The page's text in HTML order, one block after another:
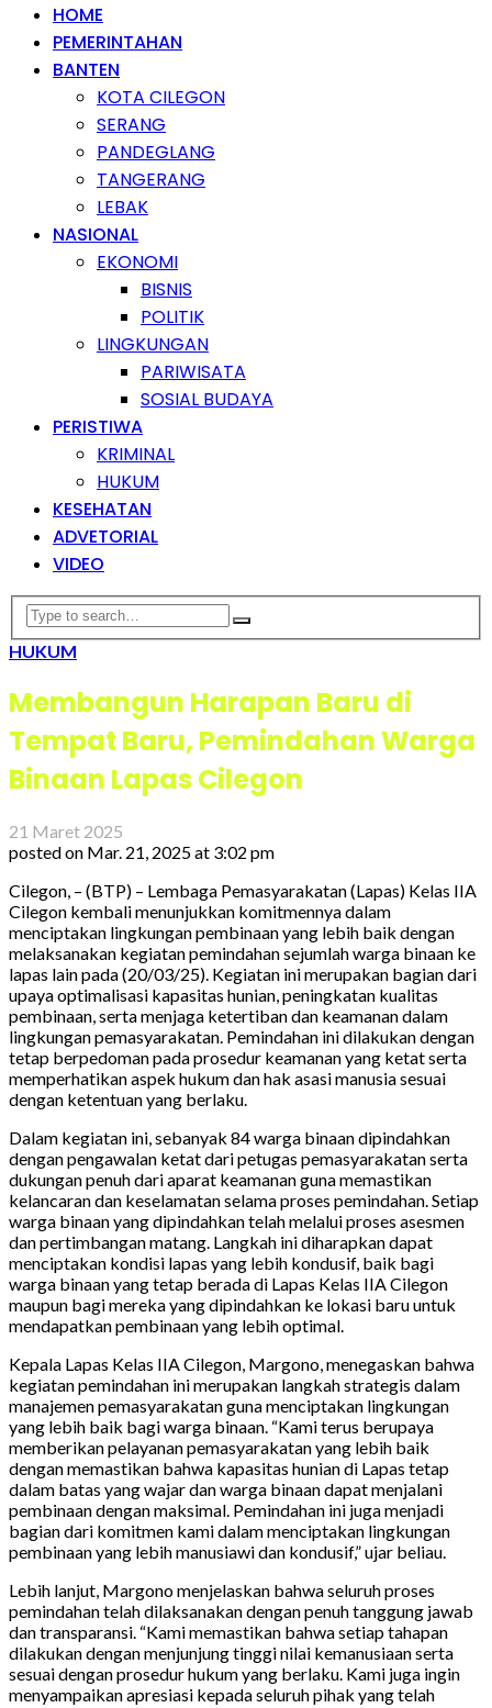
HOME
PEMERINTAHAN
BANTEN
KOTA CILEGON
SERANG
PANDEGLANG
TANGERANG
LEBAK
NASIONAL
EKONOMI
BISNIS
POLITIK
LINGKUNGAN
PARIWISATA
SOSIAL BUDAYA
PERISTIWA
KRIMINAL
HUKUM
KESEHATAN
ADVETORIAL
VIDEO
HUKUM
Membangun Harapan Baru di
Tempat Baru, Pemindahan Warga
Binaan Lapas Cilegon
21 Maret 2025
posted on Mar. 21, 2025 at 3:02 pm
Cilegon, – (BTP) – Lembaga Pemasyarakatan (Lapas) Kelas IIA
Cilegon kembali menunjukkan komitmennya dalam
menciptakan lingkungan pembinaan yang lebih baik dengan
melaksanakan kegiatan pemindahan sejumlah warga binaan ke
lapas lain pada (20/03/25). Kegiatan ini merupakan bagian dari
upaya optimalisasi kapasitas hunian, peningkatan kualitas
pembinaan, serta menjaga ketertiban dan keamanan dalam
lingkungan pemasyarakatan. Pemindahan ini dilakukan dengan
tetap berpedoman pada prosedur keamanan yang ketat serta
memperhatikan aspek hukum dan hak asasi manusia sesuai
dengan ketentuan yang berlaku.
Dalam kegiatan ini, sebanyak 84 warga binaan dipindahkan
dengan pengawalan ketat dari petugas pemasyarakatan serta
dukungan penuh dari aparat keamanan guna memastikan
kelancaran dan keselamatan selama proses pemindahan. Setiap
warga binaan yang dipindahkan telah melalui proses asesmen
dan pertimbangan matang. Langkah ini diharapkan dapat
menciptakan kondisi lapas yang lebih kondusif, baik bagi
warga binaan yang tetap berada di Lapas Kelas IIA Cilegon
maupun bagi mereka yang dipindahkan ke lokasi baru untuk
mendapatkan pembinaan yang lebih optimal.
Kepala Lapas Kelas IIA Cilegon, Margono, menegaskan bahwa
kegiatan pemindahan ini merupakan langkah strategis dalam
manajemen pemasyarakatan guna menciptakan lingkungan
yang lebih baik bagi warga binaan. “Kami terus berupaya
memberikan pelayanan pemasyarakatan yang lebih baik
dengan memastikan bahwa kapasitas hunian di Lapas tetap
dalam batas yang wajar dan warga binaan dapat menjalani
pembinaan dengan maksimal. Pemindahan ini juga menjadi
bagian dari komitmen kami dalam menciptakan lingkungan
pembinaan yang lebih manusiawi dan kondusif,” ujar beliau.
Lebih lanjut, Margono menjelaskan bahwa seluruh proses
pemindahan telah dilaksanakan dengan penuh tanggung jawab
dan transparansi. “Kami memastikan bahwa setiap tahapan
dilakukan dengan menjunjung tinggi nilai kemanusiaan serta
sesuai dengan prosedur hukum yang berlaku. Kami juga ingin
menyampaikan apresiasi kepada seluruh pihak yang telah